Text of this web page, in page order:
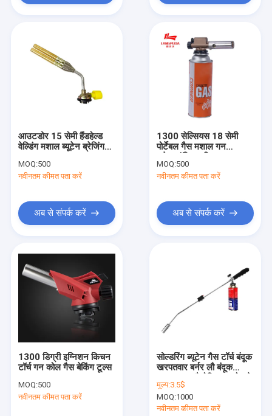
कारखाना भ्रमण
गुणवत्ता नियंत्रण
संपर्क करें
रसोई मशाल गन
वेल्डिंग मशाल गन
गैस ताप मशाल
आउटडोर 15 सेमी हैंडहेल्ड
वेल्डिंग मशाल ब्यूटेन ब्रेजिंग
MOQ:500
नवीनतम कीमत पता करें
अब से संपर्क करें
1300 सेल्सियस 18 सेमी
पोर्टेबल गैस मशाल गन
MOQ:500
नवीनतम कीमत पता करें
अब से संपर्क करें
1300 डिग्री इग्निशन किचन
टॉर्च गन कोल गैस बेकिंग टूल्स
MOQ:500
नवीनतम कीमत पता करें
सोल्डरिंग ब्यूटेन गैस टॉर्च बंदूक
खरपतवार बर्नर लौ बंदूक
लिए
मूल्य:3.5$
MOQ:1000
नवीनतम कीमत पता करें